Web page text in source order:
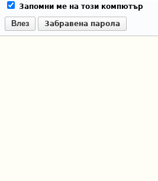
Запомни ме на този компютър
Влез Забравена парола